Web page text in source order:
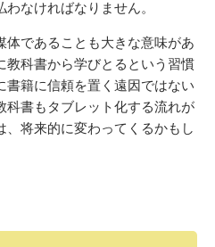
なければなりません。
体であることも大きな意味があ
教科書から学びとるという習慣
書籍に信頼を置く遠因ではない
科書もタブレット化する流れが
、将来的に変わってくるかもし